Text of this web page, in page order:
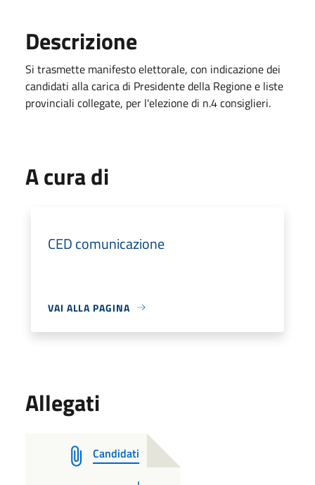
Descrizione
Si trasmette manifesto elettorale, con indicazione dei
candidati alla carica di Presidente della Regione e liste
provinciali collegate, per l'elezione di n.4 consiglieri.
A cura di
CED comunicazione
VAI ALLA PAGINA
Allegati
Candidati